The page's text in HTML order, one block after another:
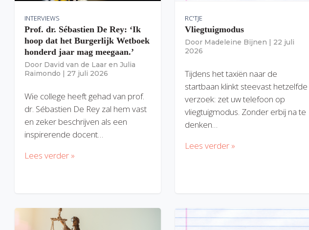
INTERVIEWS
Prof. dr. Sébastien De Rey: ‘Ik
hoop dat het Burgerlijk Wetboek
honderd jaar mag meegaan.’
Door David van de Laar en Julia
Raimondo | 27 juli 2026
Wie college heeft gehad van prof.
dr. Sébastien De Rey zal hem vast
en zeker beschrijven als een
inspirerende docent…
Lees verder »
RC'TJE
Vliegtuigmodus
Door Madeleine Bijnen | 22 juli
2026
Tijdens het taxiën naar de
startbaan klinkt steevast hetzelfde
verzoek: zet uw telefoon op
vliegtuigmodus. Zonder erbij na te
denken…
Lees verder »